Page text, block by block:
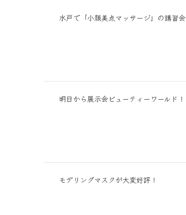
水戸で「小顔美点マッサージ」の講習会
明日から展示会ビューティーワールド！
モデリングマスクが大変好評！